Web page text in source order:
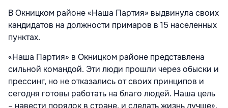
В Окницком районе «Наша Партия» выдвинула своих
кандидатов на должности примаров в 15 населенных
пунктах.
«Наша Партия» в Окницком районе представлена
сильной командой. Эти люди прошли через обыски и
прессинг, но не отказались от своих принципов и
сегодня готовы работать на благо людей. Наша цель
– навести порядок в стране, и сделать жизнь лучше»,